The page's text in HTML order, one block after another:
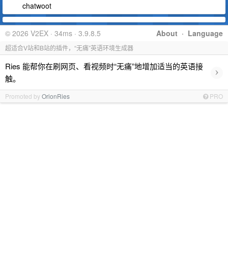
chatwoot
About · Language
© 2026 V2EX · 34ms · 3.9.8.5
超适合V站和B站的插件，“无痛”英语环境生成器
Ries 能帮你在刷网页、看视频时“无痛”地增加适当的英语接
触。
›
Promoted byOrionRies PRO